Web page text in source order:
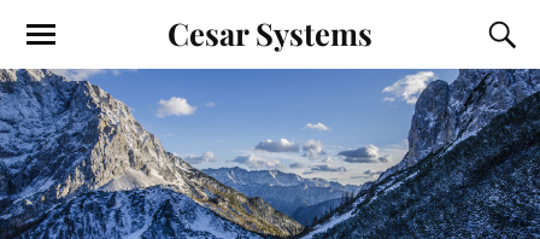
Cesar Systems